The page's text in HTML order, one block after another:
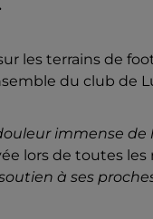
les terrains de
du club de
immense de
lors de toutes
à ses